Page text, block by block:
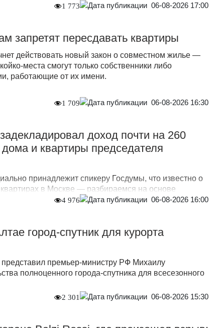
1 773 06-08-2026 17:00
запретят пересдавать квартиры
действовать новый закон о совместном жилье —
места смогут только собственники либо
работающие от их имени.
1 709 06-08-2026 16:30
доход почти на 260
и квартиры председателя
принадлежит спикеру Госдумы, что известно о
в Москве — разбираемся на основе
4 976 06-08-2026 16:00
город-спутник для курорта
премьер-министру РФ Михаилу
полноценного города-спутника для всесезонного
2 301 06-08-2026 15:30